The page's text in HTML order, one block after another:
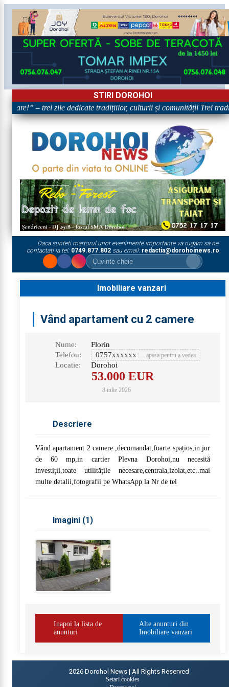
STIRI DOROHOI
– trei zile dedicate tradițiilor, culturii și comunității Trei
Daca sunteti martorul unor evenimente importante va rugam sa ne
contactati la tel: 0749.877.802sau email: redactia@dorohoinews.ro
Imobiliare vanzari
Vând apartament cu 2 camere
Nume:
Florin
Telefon:
0757xxxxxx — apasa pentru a vedea
Locatie: Dorohoi
53.000 EUR
8 iulie 2026
Descriere
Vând apartament 2 camere ,decomandat,foarte spațios,in jur
de 60 mp,in cartier Plevna Dorohoi,nu necesită
investiții,toate utilitățile necesare,centrala,izolat,etc..mai
multe detalii,fotografii pe WhatsApp la Nr de tel
Imagini (1 )
Inapoi la lista de
anunturi
Alte anunturi din
Imobiliare vanzari
2026 Dorohoi News | All Rights Reserved
Setari cookies